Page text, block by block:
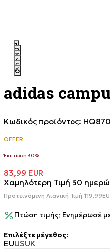
1
2
3
4
5
6
adidas
Κωδικός προϊόντος:
OFFER
Έκπτωση 30%
83,99 EUR
Χαμηλότερη Τιμή 30
Προτεινόμενη Λιανική Τιμή:119,99
Πτώση τιμής; Ενημέρωσέ
Επιλέξτε μέγεθος:
EUUSUK